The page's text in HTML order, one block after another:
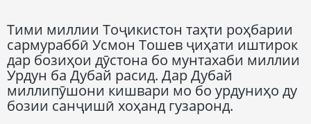
Тими миллии Тоҷикистон таҳти роҳбарии
сармураббӣ Усмон Тошев ҷиҳати иштирок
дар бозиҳои дӯстона бо мунтахаби миллии
Урдун ба Дубай расид. Дар Дубай
миллипӯшони кишвари мо бо урдуниҳо ду
бозии санҷишӣ хоҳанд гузаронд.